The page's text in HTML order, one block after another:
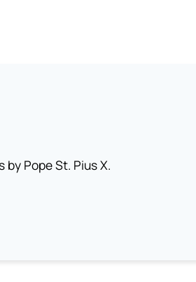
Pope St. Pius X.